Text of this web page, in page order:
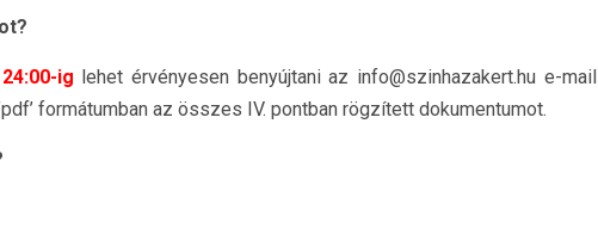
ig lehet érvényesen benyújtani az info@szinhazakert.hu e-mail
formátumban az összes IV. pontban rögzített dokumentumot.